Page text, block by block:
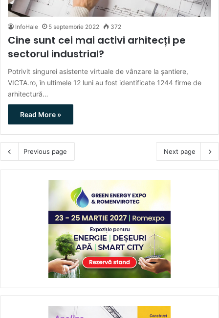
InfoHale 5 septembrie 2022 372
Cine sunt cei mai activi arhitecți pe
sectorul industrial?
Potrivit singurei asistente virtuale de vânzare la șantiere,
VICTA.ro, în ultimele 12 luni au fost identificate 1244 firme de
arhitectură…
Read More »
Previous page Next page